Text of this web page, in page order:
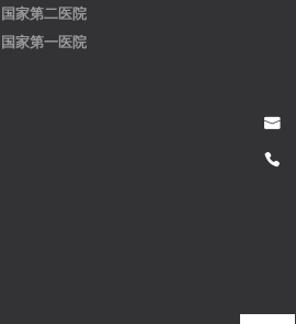
国家第二医院
国家第一医院